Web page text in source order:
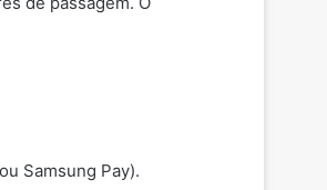
Samsung Pay).